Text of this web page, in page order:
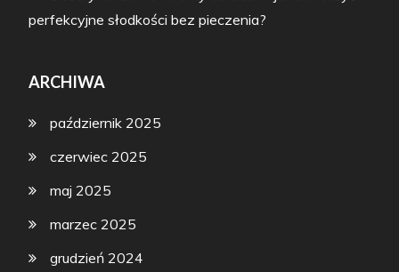
perfekcyjne słodkości bez pieczenia?
ARCHIWA
październik 2025
czerwiec 2025
maj 2025
marzec 2025
grudzień 2024